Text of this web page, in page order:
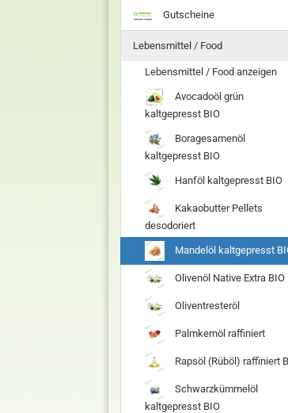
Gutscheine
Lebensmittel / Food
Lebensmittel / Food anzeigen
Avocadoöl grün
kaltgepresst BIO
Boragesamenöl
kaltgepresst BIO
Hanföl kaltgepresst BIO
Kakaobutter Pellets
desodoriert
Mandelöl kaltgepresst
Olivenöl Native Extra BIO
Oliventresteröl
Palmkernöl raffiniert
Rapsöl (Rüböl) raffiniert
Schwarzkümmelöl
kaltgepresst BIO